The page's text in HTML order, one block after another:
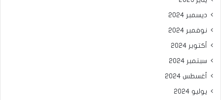
ديسمبر 2024
نوفمبر 2024
أكتوبر 2024
سبتمبر 2024
أغسطس 2024
يوليو 2024